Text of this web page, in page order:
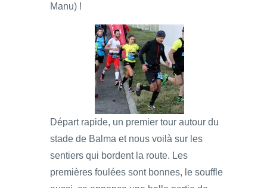
Manu) !
Départ rapide, un premier tour autour du
stade de Balma et nous voilà sur les
sentiers qui bordent la route. Les
premières foulées sont bonnes, le souffle